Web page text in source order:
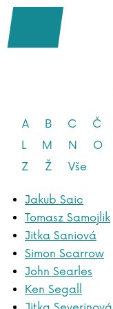
A B C Č
L
M N O
Z
Ž Vše
Jakub Saic
Tomasz Samojlik
Jitka Saniová
Simon Scarrow
John Searles
Ken Segall